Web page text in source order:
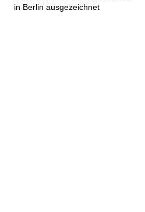
in Berlin ausgezeichnet